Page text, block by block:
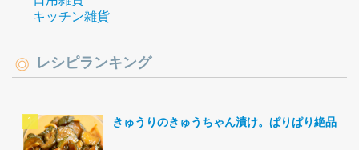
キッチン雑貨
レシピランキング
きゅうりのきゅうちゃん漬け。ぱりぱり絶品。